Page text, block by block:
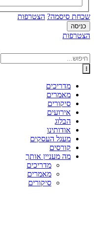
שכחת סיסמה? הצטרפות
הצטרפות
מדריכים
מאמרים
סיקורים
אירועים
הבלוג
אודותינו
מעגל העסקים
קורסים
מה מעניין אותך
מדריכים
מאמרים
סיקורים